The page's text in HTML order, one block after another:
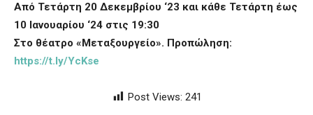
Από Τετάρτη 20 Δεκεμβρίου ‘23 και κάθε Τετάρτη έως
10 Ιανουαρίου ‘24 στις 19:30
Στο θέατρο «Μεταξουργείο». Προπώληση:
https://t.ly/YcKse
Post Views: 241